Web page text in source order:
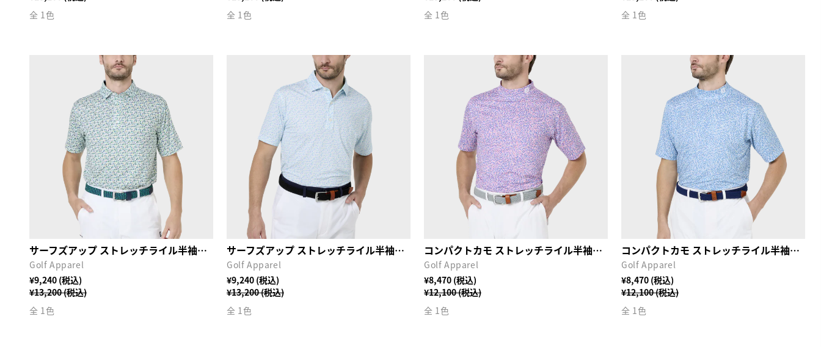
全 1色 全 1色 全 1色 全 1色
サーフズアップ ストレッチライル半袖シャツ
Golf Apparel
¥13,200 (税込)
¥9,240 (税込)
全 1色
サーフズアップ ストレッチライル半袖シャツ
Golf Apparel
¥13,200 (税込)
¥9,240 (税込)
全 1色
コンパクトカモ ストレッチライル半袖モックネックシャツ
Golf Apparel
¥12,100 (税込)
¥8,470 (税込)
全 1色
コンパクトカモ ストレッチライル半袖モックネックシャツ
Golf Apparel
¥12,100 (税込)
¥8,470 (税込)
全 1色